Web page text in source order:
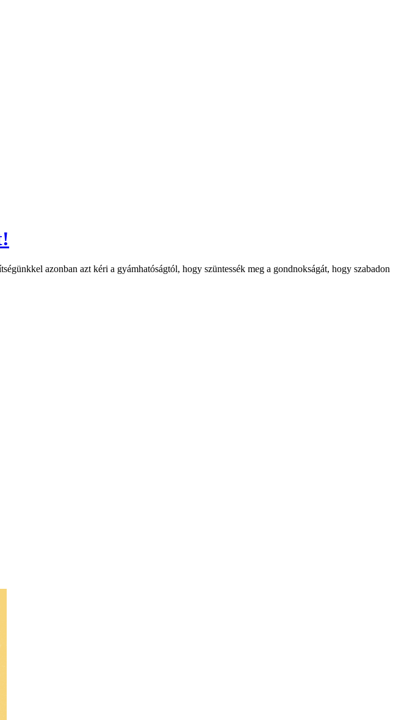
azonban azt kéri a gyámhatóságtól, hogy szüntessék meg a gondnokságát, hogy szabadon